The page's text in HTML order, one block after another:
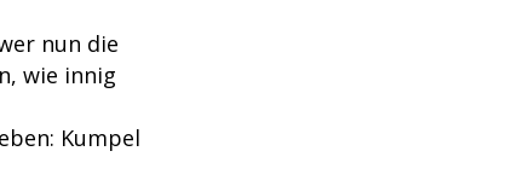
nun die
wie innig
Kumpel